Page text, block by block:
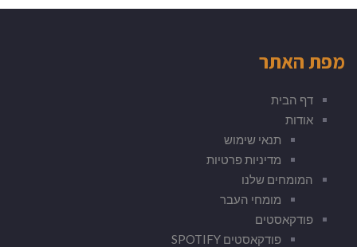
מפת האתר
דף הבית
אודות
תנאי שימוש
מדיניות פרטיות
המומחים שלנו
מומחי העבר
פודקאסטים
פודקאסטים SPOTIFY